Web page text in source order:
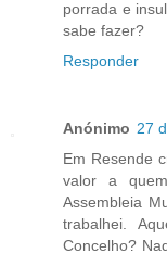
porrada e
sabe fazer?
Responder
Anónimo 27
Em Resende
valor a
Assembleia
trabalhei.
Concelho?